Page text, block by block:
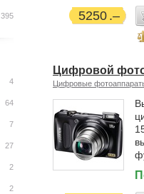
5250
Цифровой
Цифровые
395
4
64
7
27
2
2